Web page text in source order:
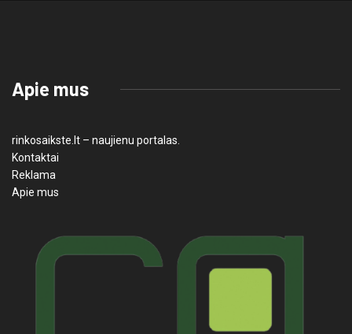
Apie mus
rinkosaikste.lt – naujienu portalas.
Kontaktai
Reklama
Apie mus